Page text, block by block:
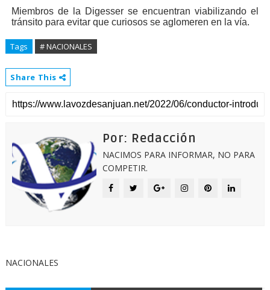
Miembros de la Digesser se encuentran viabilizando el
tránsito para evitar que curiosos se aglomeren en la vía.
Tags # NACIONALES
Share This
Por: Redacción
NACIMOS PARA INFORMAR, NO PARA
COMPETIR.
NACIONALES